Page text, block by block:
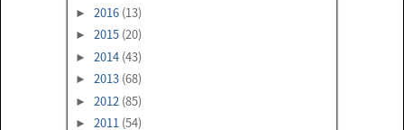
► 2016 (13)
► 2015 (20)
► 2014 (43)
► 2013 (68)
► 2012 (85)
► 2011 (54)